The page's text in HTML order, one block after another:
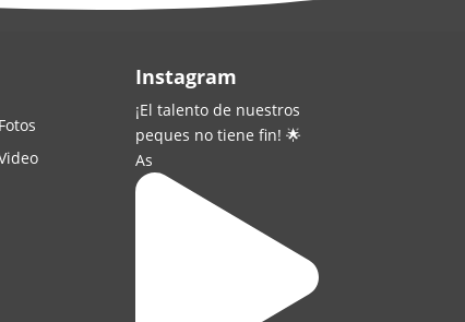
Instagram
¡El talento de nuestros
peques no tiene fin! 🌟
As